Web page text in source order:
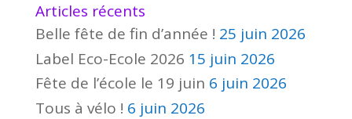
Articles récents
Belle fête de fin d’année ! 25 juin 2026
Label Eco-Ecole 2026 15 juin 2026
Fête de l’école le 19 juin 6 juin 2026
Tous à vélo ! 6 juin 2026